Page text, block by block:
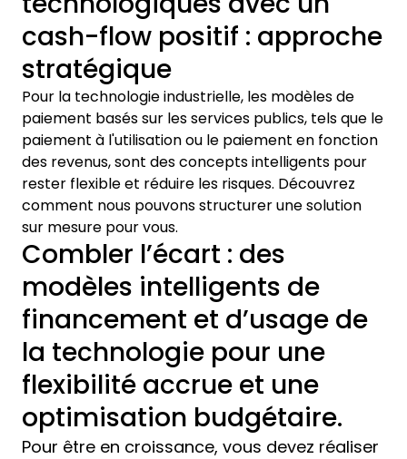
cash-flow positif : approche
stratégique
Pour la technologie industrielle, les modèles de
paiement basés sur les services publics, tels que le
paiement à l'utilisation ou le paiement en fonction
des revenus, sont des concepts intelligents pour
rester flexible et réduire les risques. Découvrez
comment nous pouvons structurer une solution
sur mesure pour vous.
Combler l’écart : des
modèles intelligents de
financement et d’usage de
la technologie pour une
flexibilité accrue et une
optimisation budgétaire.
Pour être en croissance, vous devez réaliser